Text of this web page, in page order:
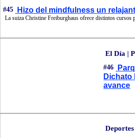
#45 Hizo del mindfulness un
La suiza Christine Freiburghaus ofrece distintos cursos
El Día |
#46
Dichato
avance